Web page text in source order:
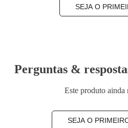
SEJA O
Perguntas &
Este produto ainda
SEJA O